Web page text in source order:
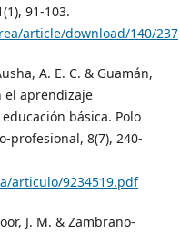
91-103.
article/download/140/237
A. E. C. & Guamán,
el aprendizaje
básica. Polo
profesional, 8(7), 240-
articulo/9234519.pdf
J. M. & Zambrano-